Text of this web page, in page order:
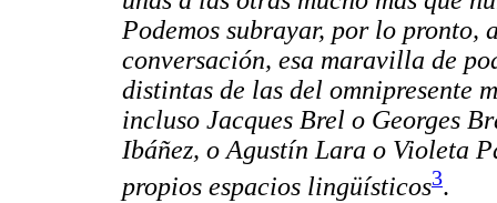
Podemos subrayar, por lo pronto,
conversación, esa maravilla de
distintas de las del omnipresente
incluso Jacques Brel o Georges
Ibáñez, o Agustín Lara o Violeta
propios espacios lingüísticos3.